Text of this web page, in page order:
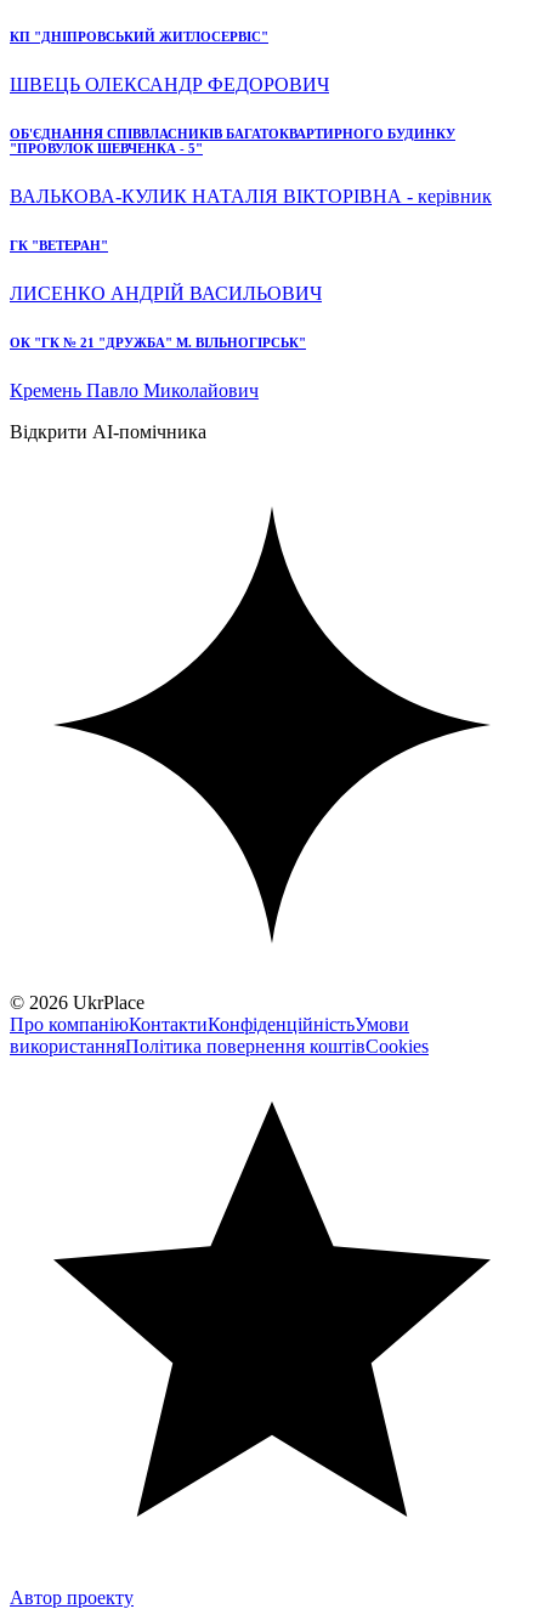
КП "ДНІПРОВСЬКИЙ ЖИТЛОСЕРВІС"
ШВЕЦЬ ОЛЕКСАНДР ФЕДОРОВИЧ
ОБ'ЄДНАННЯ СПІВВЛАСНИКІВ БАГАТОКВАРТИРНОГО БУДИНКУ
"ПРОВУЛОК ШЕВЧЕНКА - 5"
ВАЛЬКОВА-КУЛИК НАТАЛІЯ ВІКТОРІВНА - керівник
ГК "ВЕТЕРАН"
ЛИСЕНКО АНДРІЙ ВАСИЛЬОВИЧ
ОК "ГК № 21 "ДРУЖБА" М. ВІЛЬНОГІРСЬК"
Кремень Павло Миколайович
Відкрити AI-помічника
© 2026 UkrPlace
Про компаніюКонтактиКонфіденційністьУмови
використанняПолітика повернення коштівCookies
Автор проекту